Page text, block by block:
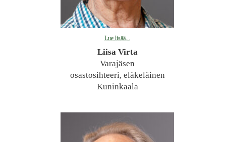
Lue lisää...
Liisa Virta
Varajäsen
osastosihteeri, eläkeläinen
Kuninkaala